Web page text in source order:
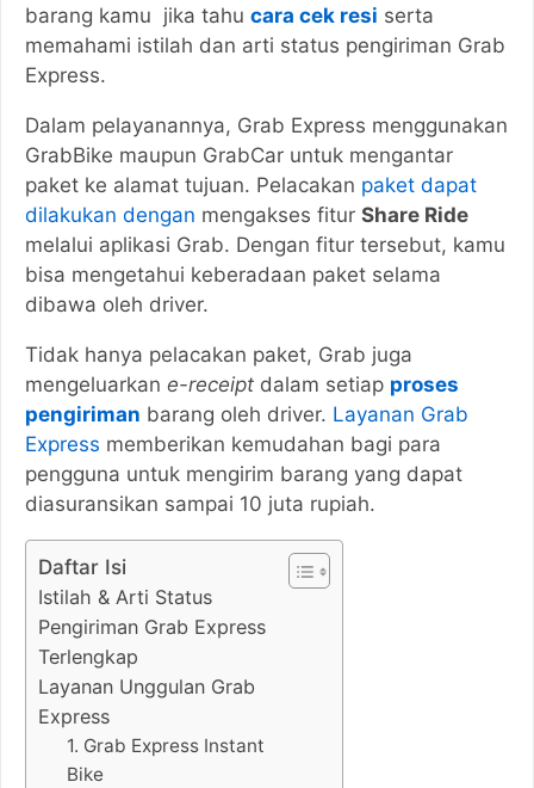
barang kamu jika tahu cara cek resi serta
memahami istilah dan arti status pengiriman Grab
Express.
Dalam pelayanannya, Grab Express menggunakan
GrabBike maupun GrabCar untuk mengantar
paket ke alamat tujuan. Pelacakan paket dapat
dilakukan dengan mengakses fitur Share Ride
melalui aplikasi Grab. Dengan fitur tersebut, kamu
bisa mengetahui keberadaan paket selama
dibawa oleh driver.
Tidak hanya pelacakan paket, Grab juga
mengeluarkan e-receipt dalam setiap proses
pengiriman barang oleh driver. Layanan Grab
Express memberikan kemudahan bagi para
pengguna untuk mengirim barang yang dapat
diasuransikan sampai 10 juta rupiah.
Daftar Isi
Istilah & Arti Status
Pengiriman Grab Express
Terlengkap
Layanan Unggulan Grab
Express
1. Grab Express Instant
Bike